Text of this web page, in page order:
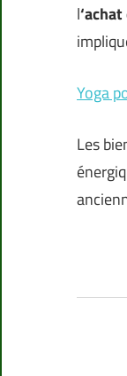
l
Yoga
Les